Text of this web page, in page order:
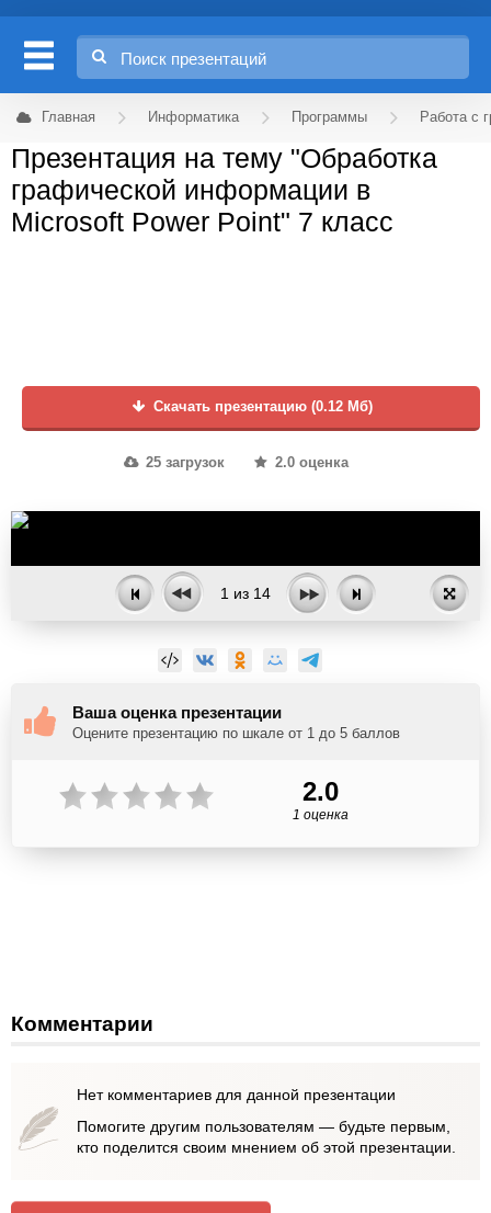
Главная Информатика Программы Работа с
Презентация на тему "Обработка
графической информации в
Microsoft Power Point" 7 класс
Скачать презентацию (0.12 Мб)
25 загрузок 2.0 оценка
1 из 14
Ваша оценка презентации
Оцените презентацию по шкале от 1 до 5 баллов
2.0
1 оценка
Комментарии
Нет комментариев для данной презентации
Помогите другим пользователям — будьте первым,
кто поделится своим мнением об этой презентации.